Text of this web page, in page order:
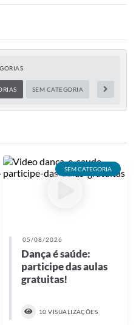
SEM CATEGORIA
SEM CATEGORIA
05/08/2026
Dança é saúde:
participe das aulas
gratuitas!
10 VISUALIZAÇÕES